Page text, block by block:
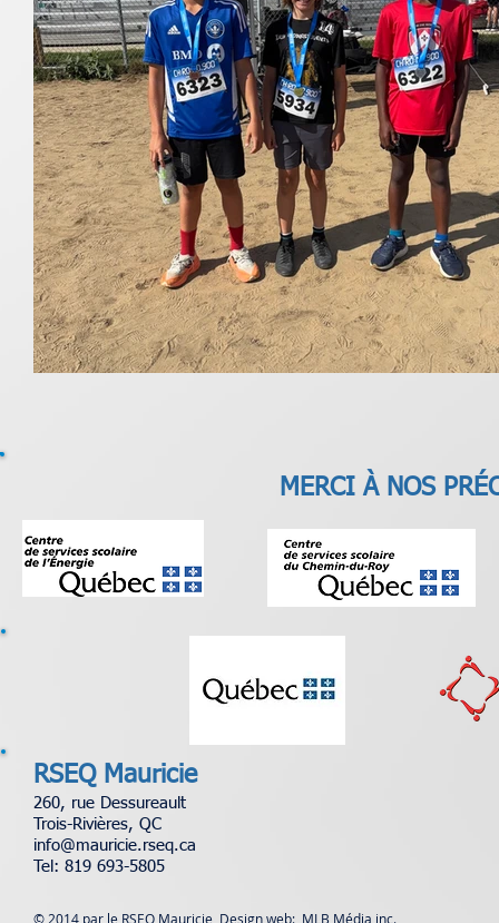
RSEQ Mauricie
260, rue Dessureault
Trois-Rivières, QC
info@mauricie.rseq.ca
Tel: 819 693-5805
© 2014 par le RSEQ Mauricie Design web: MLB Média inc.
MERCI À NOS